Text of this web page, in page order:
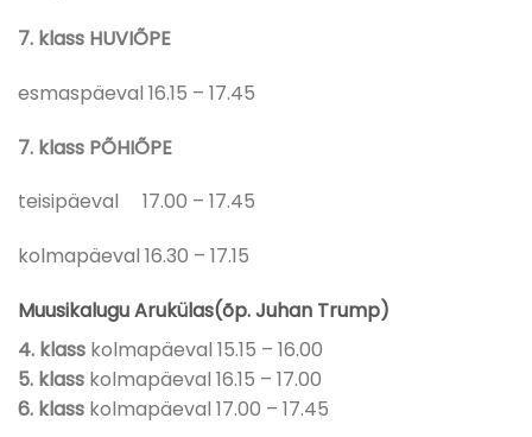
7. klass HUVIÕPE
esmaspäeval 16.15 – 17.45
7. klass PÕHIÕPE
teisipäeval 17.00 – 17.45
kolmapäeval 16.30 – 17.15
Muusikalugu Arukülas(õp. Juhan Trump)
4. klass kolmapäeval 15.15 – 16.00
5. klass kolmapäeval 16.15 – 17.00
6. klass kolmapäeval 17.00 – 17.45